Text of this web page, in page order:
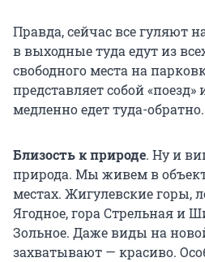
Правда, сейчас все гуляют
в выходные туда едут из
свободного места на
представляет собой
медленно едет туда-обратно.
Близость к природе. Ну и
природа. Мы живем в
местах. Жигулевские горы,
Ягодное, гора Стрельная и
Зольное. Даже виды на
захватывают — красиво.